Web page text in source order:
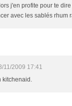
j'en profite pour te
avec les sablés rhum
11/2009 17:41
kitchenaid.